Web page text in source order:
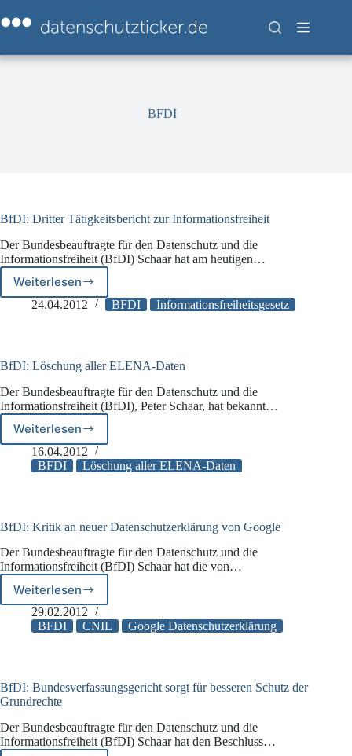
Inhalt
springen
BFDI
BfDI: Dritter Tätigkeitsbericht zur Informationsfreiheit
Der Bundesbeauftragte für den Datenschutz und die
Informationsfreiheit (BfDI) Schaar hat am heutigen…
Weiterlesen
BfDI:
Dritter
24.04.2012 BFDI Informationsfreiheitsgesetz
BfDI: Löschung aller ELENA-Daten
Der Bundesbeauftragte für den Datenschutz und die
Informationsfreiheit (BfDI), Peter Schaar, hat bekannt…
Weiterlesen
BfDI:
Löschung
aller
16.04.2012
BFDI
Löschung aller ELENA-Daten
BfDI: Kritik an neuer Datenschutzerklärung von Google
Der Bundesbeauftragte für den Datenschutz und die
Informationsfreiheit (BfDI) Schaar hat die von…
Weiterlesen
BfDI:
Kritik
an
Google
29.02.2012
BFDI
CNIL Google Datenschutzerklärung
BfDI: Bundesverfassungsgericht sorgt für besseren Schutz der
Grundrechte
Der Bundesbeauftragte für den Datenschutz und die
Informationsfreiheit (BfDI) Schaar hat den Beschluss…